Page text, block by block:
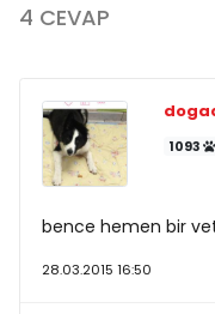
4 CEVAP
1093
bence hemen bir
28.03.2015 16:50